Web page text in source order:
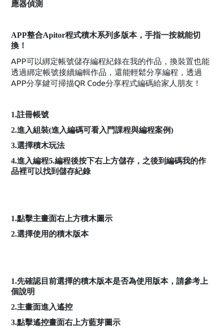
應器偵測
APP整合Apitor程式積木系列多版本，手指一按就能切
換！
APP可以綁定帳號儲存編程紀錄在我的作品，換裝置也能
透過綁定帳號接續編輯作品，還能輕鬆分享編程，透過
APP分享鍵可掃描QR Code分享程式編碼給家人朋友！
1.註冊帳號
2.進入組裝(進入編碼可看入門課程與編程案例)
3.選擇積木玩法
4.進入編程5.編程後按下右上方儲存，之後到編碼我的作
品裡可以找到儲存紀錄
1.點擊主畫面右上方積木圖示
2.選擇使用的積木版本
1.先確認目前選擇的積木版本是否為使用版本，請參考上
個說明
2.主畫面進入遙控
3.點擊遙控畫面右上方藍芽圖示